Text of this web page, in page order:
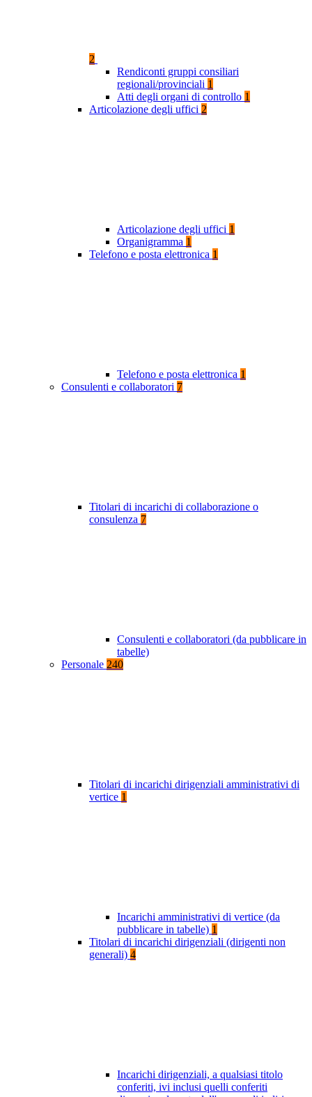
2
Rendiconti gruppi consiliari
regionali/provinciali 1
Atti degli organi di controllo 1
Articolazione degli uffici 2
Articolazione degli uffici 1
Organigramma 1
Telefono e posta elettronica 1
Telefono e posta elettronica 1
Consulenti e collaboratori 7
Titolari di incarichi di collaborazione o
consulenza 7
Consulenti e collaboratori (da pubblicare in
tabelle)
Personale 240
Titolari di incarichi dirigenziali amministrativi di
vertice 1
Incarichi amministrativi di vertice (da
pubblicare in tabelle) 1
Titolari di incarichi dirigenziali (dirigenti non
generali) 4
Incarichi dirigenziali, a qualsiasi titolo
conferiti, ivi inclusi quelli conferiti